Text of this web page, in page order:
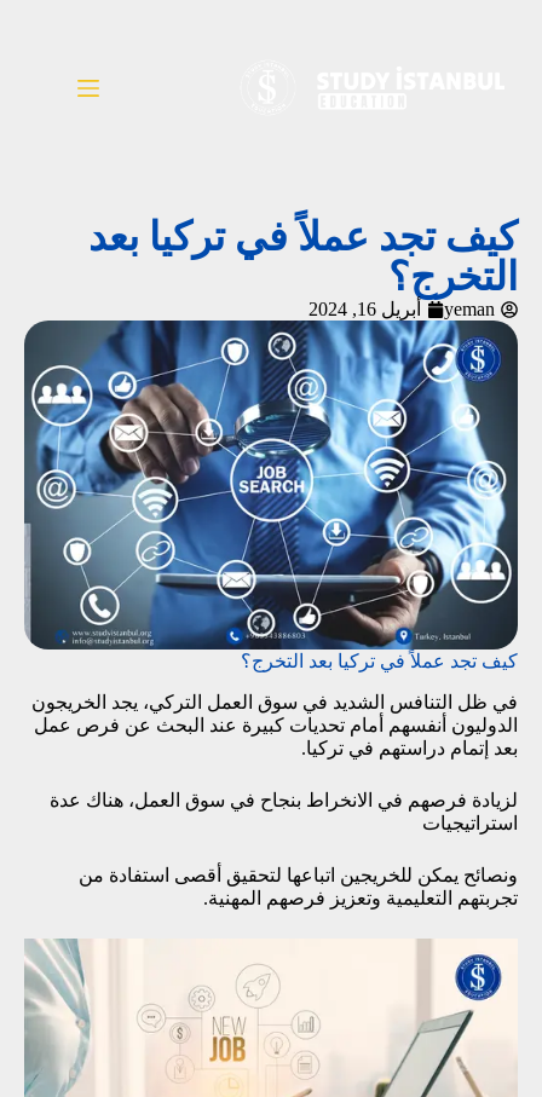
كيف تجد عملاً في تركيا بعد
التخرج؟
yeman أبريل 16, 2024
كيف تجد عملاً في تركيا بعد التخرج؟
في ظل التنافس الشديد في سوق العمل التركي، يجد الخريجون
الدوليون أنفسهم أمام تحديات كبيرة عند البحث عن فرص عمل
بعد إتمام دراستهم في تركيا.
لزيادة فرصهم في الانخراط بنجاح في سوق العمل، هناك عدة
استراتيجيات
ونصائح يمكن للخريجين اتباعها لتحقيق أقصى استفادة من
تجربتهم التعليمية وتعزيز فرصهم المهنية.